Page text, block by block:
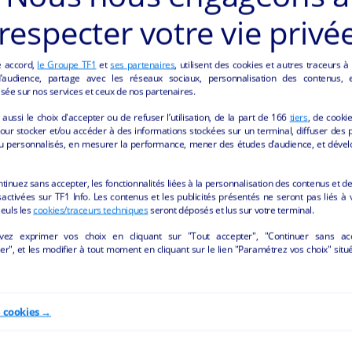
ANNONCES "SANTÉ" DE LA REGION
respecter votre vie
accord, le Groupe TF1 etses partenaires, utilisent des cookies et autres traceurs à
partage avec les réseaux sociaux, personnalisation des contenus,
sur nos services et ceux de nos partenaires.
aussi le choix d'accepter ou de refuser l’utilisation, de la part de 166 tiers, de
stocker et/ou accéder à des informations stockées sur un terminal, diffuser des
personnalisés, en mesurer la performance, mener des études d’audience, et
sans accepter, les fonctionnalités liées à la personnalisation des contenus et
sur TF1 Info. Les contenus et les publicités présentés ne seront pas liés à
lescookies/traceurs techniquesseront déposés et lus sur votre terminal.
exprimer vos choix en cliquant sur "Tout accepter", "Continuer sans
et les modifier à tout moment en cliquant sur le lien "Paramétrez vos choix"
cookies →